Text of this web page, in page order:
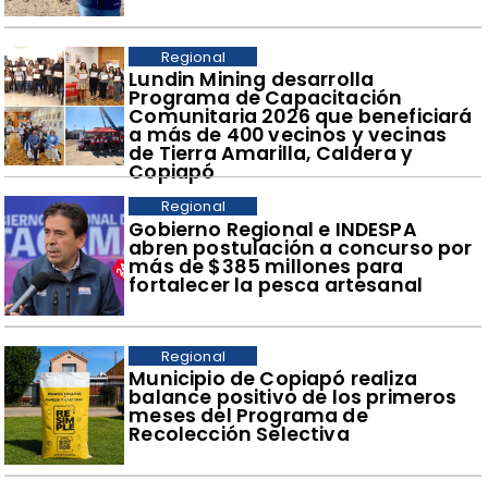
​Lundin Mining desarrolla
Programa de Capacitación
Comunitaria 2026 que beneficiará
a más de 400 vecinos y vecinas
de Tierra Amarilla, Caldera y
Copiapó
Regional
​Gobierno Regional e INDESPA
abren postulación a concurso por
más de $385 millones para
fortalecer la pesca artesanal
Regional
​Municipio de Copiapó realiza
balance positivo de los primeros
meses del Programa de
Recolección Selectiva
Regional